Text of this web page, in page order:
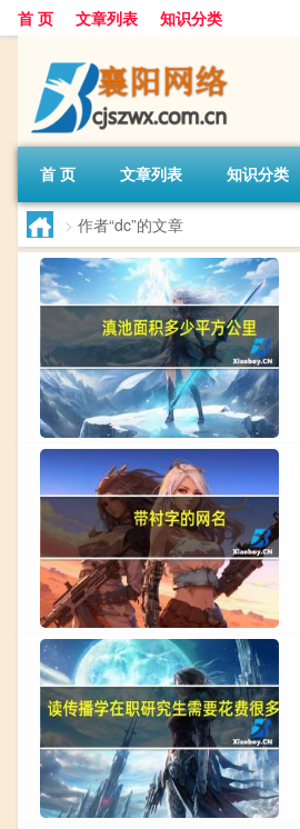
首 页 文章列表 知识分类
首 页 文章列表 知识分类
> 作者“dc”的文章